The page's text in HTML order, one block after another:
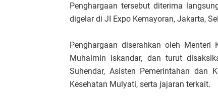
Penghargaan tersebut diterima
digelar di JI Expo Kemayoran, Jakarta,
Penghargaan diserahkan oleh Menteri
Muhaimin Iskandar, dan turut
Suhendar, Asisten Pemerintahan dan
Kesehatan Mulyati, serta jajaran terkait.